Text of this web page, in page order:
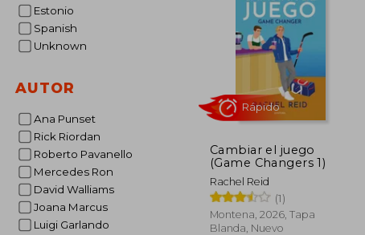
Estonio
Spanish
Unknown
AUTOR
Ana Punset
Rick Riordan
Roberto Pavanello
Mercedes Ron
David Walliams
Joana Marcus
Luigi Garlando
20%
dcto.
Cambiar el juego
(Game Changers 1)
Rachel Reid
(1)
Montena, 2026, Tapa
Blanda, Nuevo